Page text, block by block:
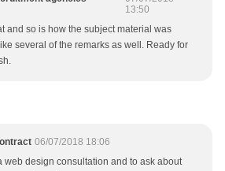
13:50
and so is how the subject material was
several of the remarks as well. Ready for
06/07/2018 18:06
web design consultation and to ask about